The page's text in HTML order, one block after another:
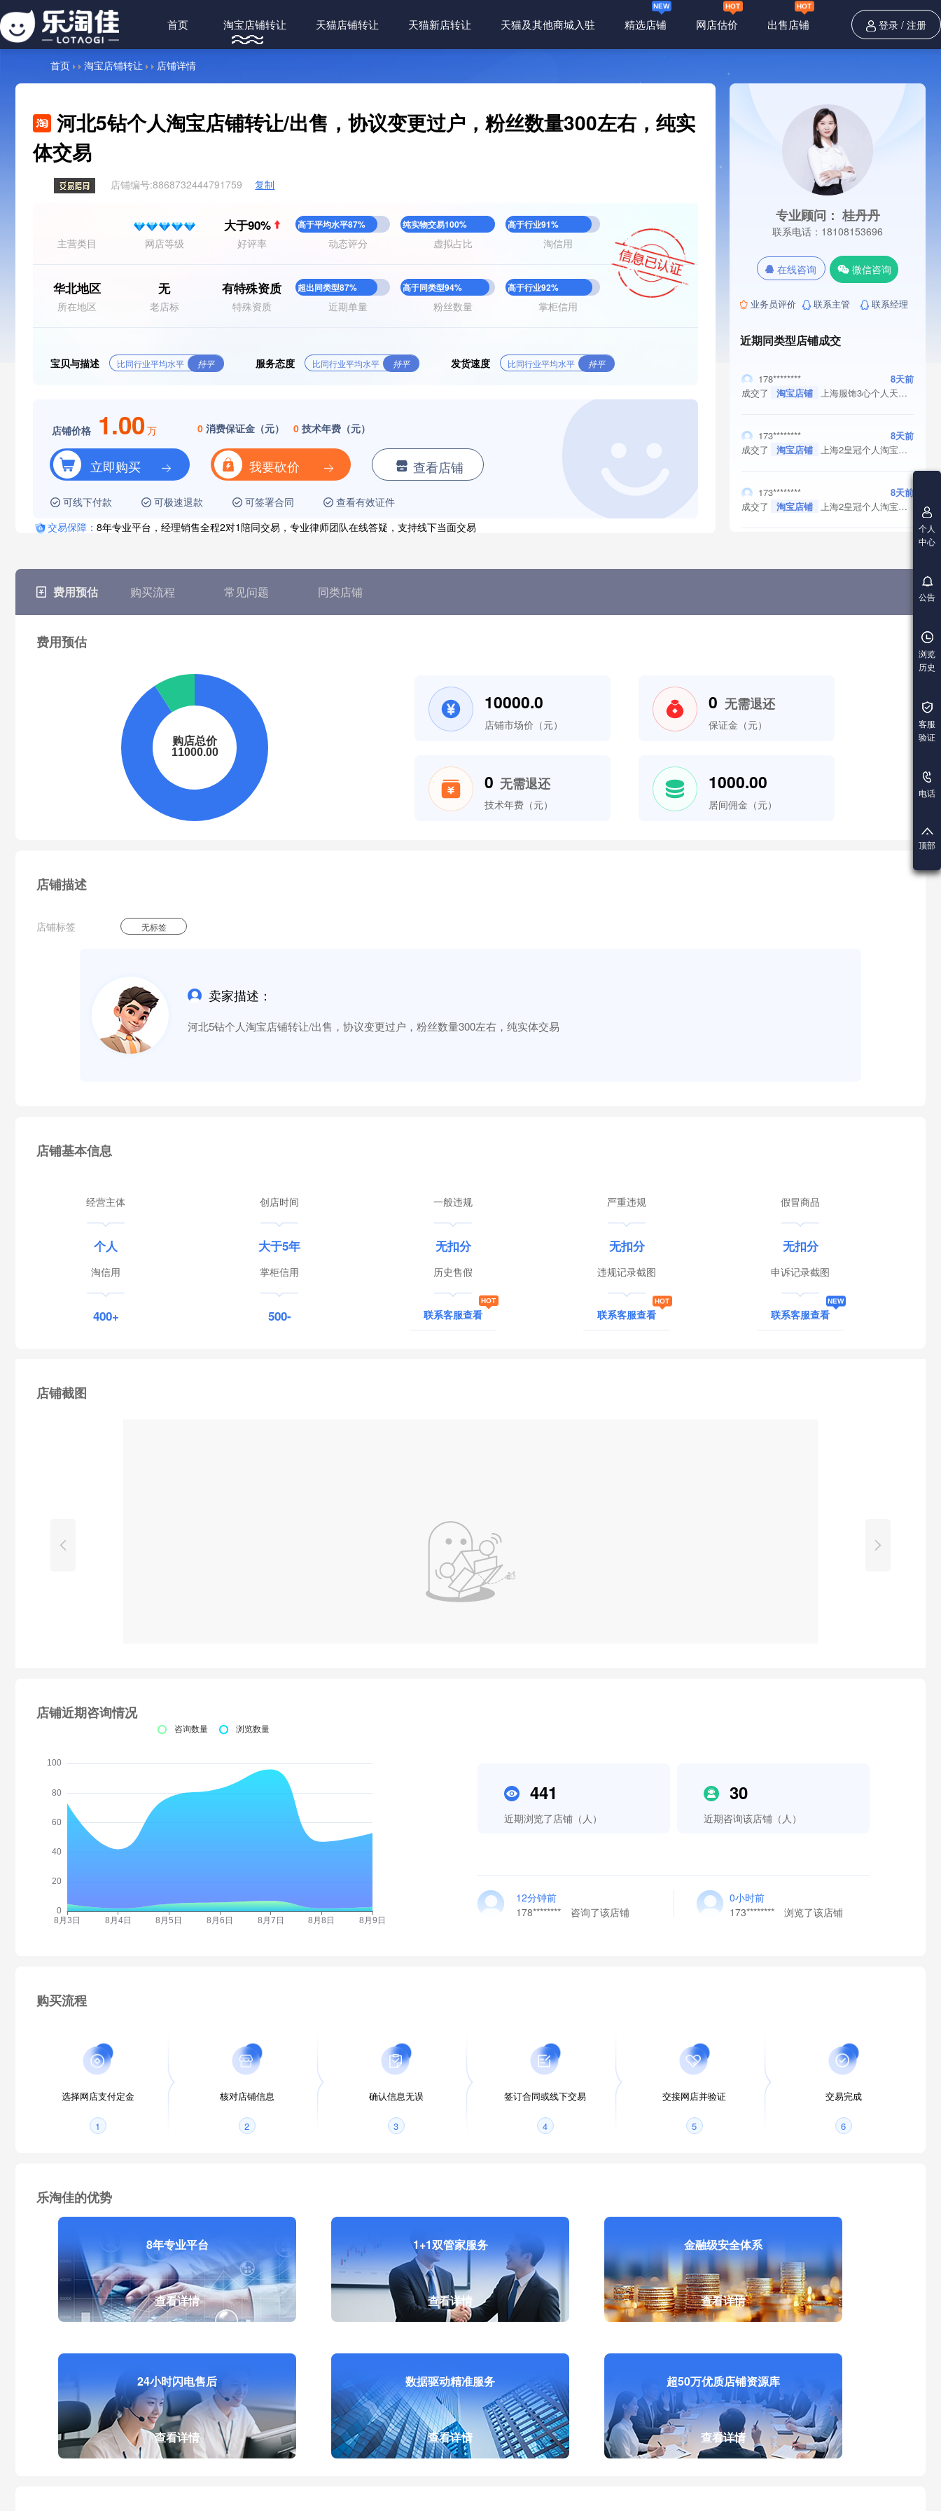
首页 淘宝店铺转让 天猫店铺转让 天猫新店转让 天猫及其他商城入驻 精选店铺 网店估价 出售店铺 登录 / 注册
首页 淘宝店铺转让 店铺详情
河北5钻个人淘宝店铺转让/出售，协议变更过户，粉丝数量300左右，纯实
体交易
店铺编号:8868732444791759 复制
主营类目 网店等级
大于90%
好评率
高于平均水平87%
动态评分
纯实物交易100%
虚拟占比
高于行业91%
淘信用
华北地区
所在地区
无
老店标
有特殊资质
特殊资质
超出同类型87%
近期单量
高于同类型94%
粉丝数量
高于行业92%
掌柜信用
宝贝与描述 比同行业平均水平 持平 服务态度 比同行业平均水平 持平 发货速度 比同行业平均水平 持平
店铺价格 1.00 万 0 消费保证金（元） 0 技术年费（元）
立即购买 我要砍价 查看店铺
可线下付款 可极速退款 可签署合同
查看有效证件
交易保障： 8年专业平台，经理销售全程2对1陪同交易，专业律师团队在线答疑，支持线下当面交易
专业顾问： 桂丹丹
联系电话：18108153696
在线咨询 微信咨询
业务员评价 联系主管 联系经理
近期同类型店铺成交
178********
8天前
成交了
淘宝店铺 上海服饰3心个人天猫店铺转让/出售 纯实体交易 满足协议变更
173********
8天前
成交了
淘宝店铺 上海2皇冠个人淘宝店铺转让/买卖，保证金无需退还，纯实体交易，协议变更过户，好评率高于98%
173********
8天前
成交了
淘宝店铺 上海2皇冠个人淘宝店铺转让/买卖 保证金无需退还 满足协议变更
费用预估 购买流程 常见问题 同类店铺
费用预估
10000.0
店铺市场价（元）
0 无需退还
保证金（元）
0 无需退还
技术年费（元）
1000.00
居间佣金（元）
店铺描述
店铺标签 无标签
卖家描述：
河北5钻个人淘宝店铺转让/出售，协议变更过户，粉丝数量300左右，纯实体交易
店铺基本信息
经营主体
个人
创店时间
大于5年
一般违规
无扣分
严重违规
无扣分
假冒商品
无扣分
淘信用
400+
掌柜信用
500-
历史售假
联系客服查看
违规记录截图
联系客服查看
申诉记录截图
联系客服查看
店铺截图
 
店铺近期咨询情况
441
近期浏览了店铺（人）
30
近期咨询该店铺（人）
12分钟前
178******** 咨询了该店铺
0小时前
173******** 浏览了该店铺
购买流程
选择网店支付定金
1
核对店铺信息
2
确认信息无误
3
签订合同或线下交易
4
交接网店并验证
5
交易完成
6
乐淘佳的优势
8年专业平台
查看详情
1+1双管家服务
查看详情
金融级安全体系
查看详情
24小时闪电售后
查看详情
数据驱动精准服务
查看详情
超50万优质店铺资源库
查看详情
个人
中心
公告
浏览
历史
客服
验证
电话
顶部